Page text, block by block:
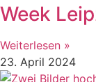
Week
Weiterlesen »
23. April 2024